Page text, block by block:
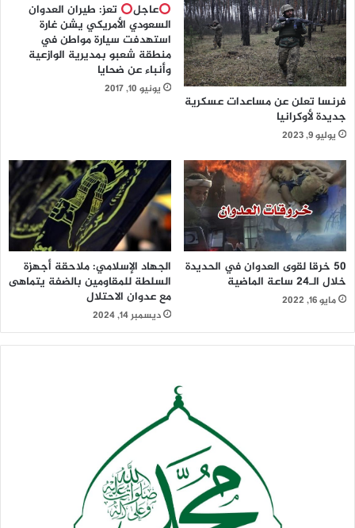
فرنسا تعلن عن مساعدات عسكرية
جديدة لأوكرانيا
يوليو 9, 2023
عاجل
تعز: طيران العدوان
السعودي الأمريكي يشن غارة
استهدفت سيارة مواطن في
منطقة شعبو بمديرية الوازعية
وأنباء عن ضحايا
يونيو 10, 2017
50 خرقا لقوى العدوان في الحديدة
خلال الـ24 ساعة الماضية
مايو 16, 2022
الجهاد الإسلامي: ملاحقة أجهزة
السلطة للمقاومين بالضفة يتماهى
مع عدوان الاحتلال
ديسمبر 14, 2024